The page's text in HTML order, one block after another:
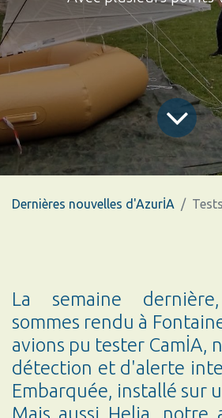
Dernières nouvelles d'AzurİA
La semaine
sommes rendu à
avions pu tester CamİA,
détection et d'alerte
Embarquée, installé sur
Mais aussi Helia, notre